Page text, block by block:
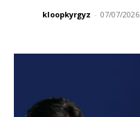
kloopkyrgyz - 07/07/2026